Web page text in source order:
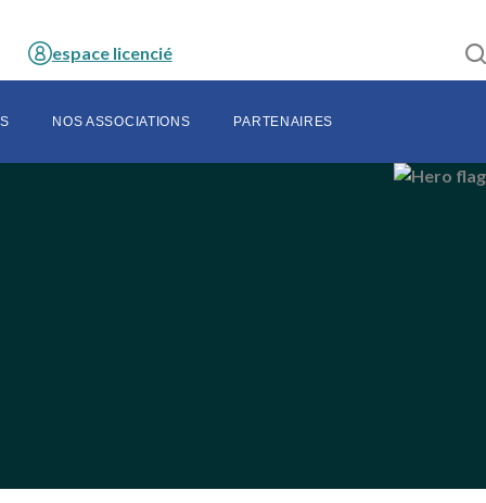
espace licencié
NOS ASSOCIATIONS PARTENAIRES